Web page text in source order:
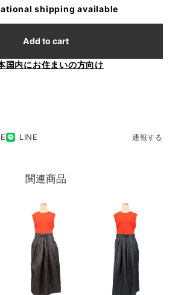
shipping available
Add to cart
国内にお住まいの方向け
LINE 通報する
関連商品